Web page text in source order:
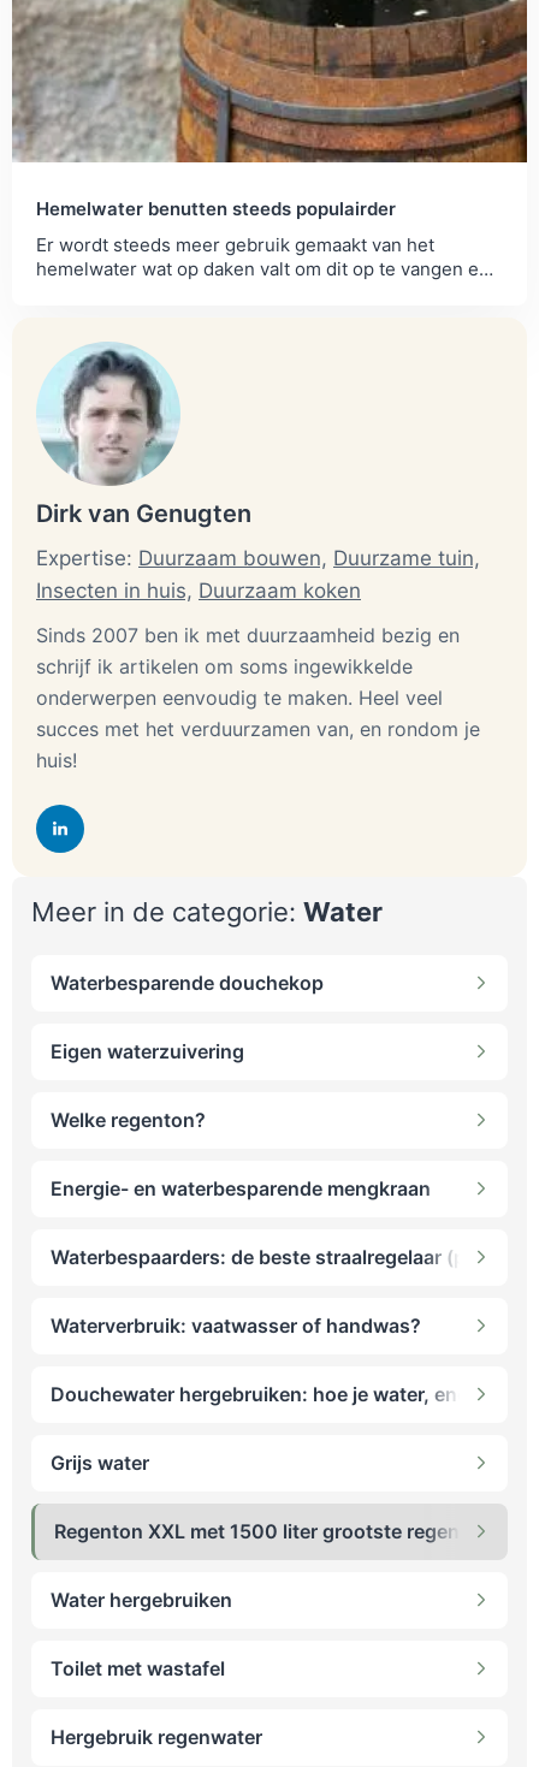
Hemelwater benutten steeds populairder
Er wordt steeds meer gebruik gemaakt van het
hemelwater wat op daken valt om dit op te vangen en
Dirk van Genugten
Expertise: Duurzaam bouwen, Duurzame tuin,
Insecten in huis, Duurzaam koken
Sinds 2007 ben ik met duurzaamheid bezig en
schrijf ik artikelen om soms ingewikkelde
onderwerpen eenvoudig te maken. Heel veel
succes met het verduurzamen van, en rondom je
huis!
Meer in de categorie: Water
Waterbesparende douchekop
Eigen waterzuivering
Welke regenton?
Energie- en waterbesparende mengkraan
Waterbespaarders: de beste straalregelaar (perlator)
Waterverbruik: vaatwasser of handwas?
Douchewater hergebruiken: hoe je water, energie
Grijs water
Regenton XXL met 1500 liter grootste regenton
Water hergebruiken
Toilet met wastafel
Hergebruik regenwater